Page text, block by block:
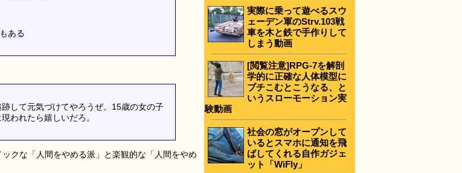
ある
して元気づけてやろうぜ。15歳の女の子
われたら嬉しいだろ。
クな「人間をやめる派」と楽観的な「人間をやめ
実際に乗って遊べるスウ
ェーデン軍のStrv.103戦
車を木と鉄で手作りして
しまう動画
[閲覧注意]RPG-7を解剖
学的に正確な人体模型に
ブチこむとこうなる、と
いうスローモーション実
験動画
社会の窓がオープンして
いるとスマホに通知を飛
ばしてくれる自作ガジェ
ット「WiFly」